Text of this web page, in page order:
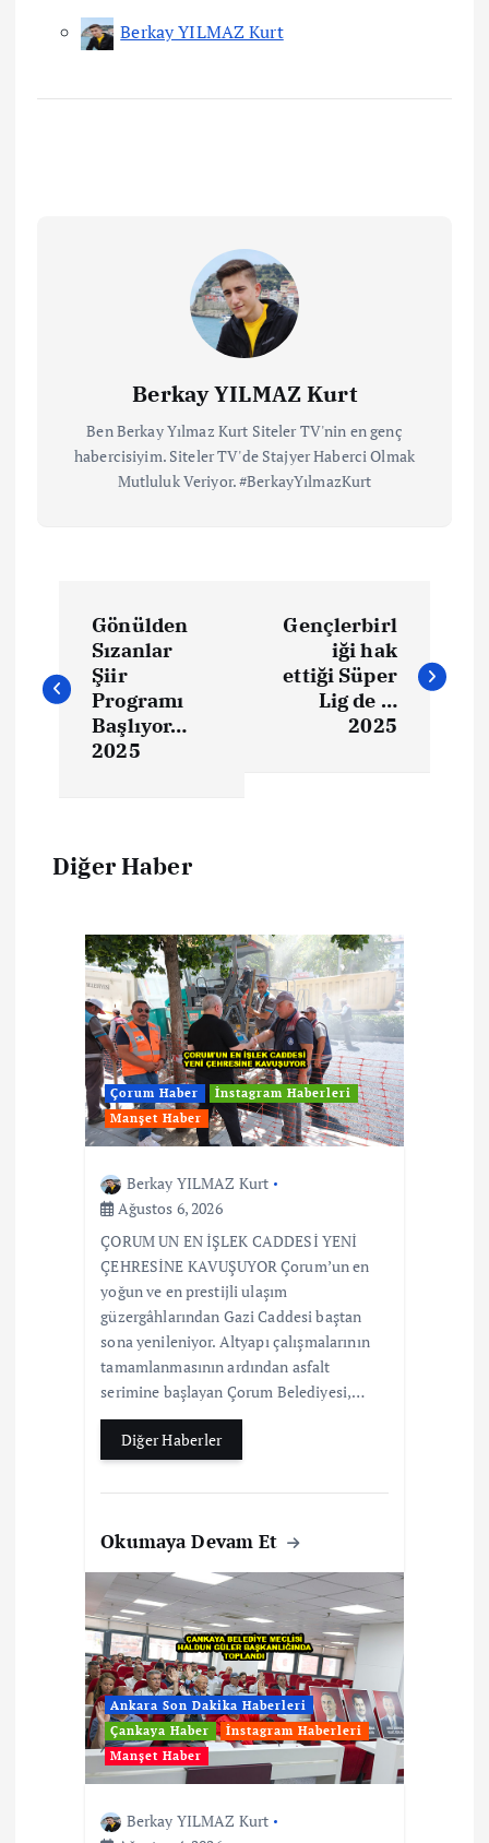
Berkay YILMAZ Kurt
Berkay YILMAZ Kurt
Ben Berkay Yılmaz Kurt Siteler TV'nin en genç
habercisiyim. Siteler TV'de Stajyer Haberci Olmak
Mutluluk Veriyor. #BerkayYılmazKurt
Gönülden
Sızanlar
Şiir
Programı
Başlıyor…
2025
Gençlerbirl
iği hak
ettiği Süper
Lig de …
2025
Diğer Haber
Çorum Haber
İnstagram Haberleri
Manşet Haber
Berkay YILMAZ Kurt
Ağustos 6, 2026
ÇORUM UN EN İŞLEK CADDESİ YENİ
ÇEHRESİNE KAVUŞUYOR Çorum’un en
yoğun ve en prestijli ulaşım
güzergâhlarından Gazi Caddesi baştan
sona yenileniyor. Altyapı çalışmalarının
tamamlanmasının ardından asfalt
serimine başlayan Çorum Belediyesi,…
Diğer Haberler
Okumaya Devam Et
Ankara Son Dakika Haberleri
Çankaya Haber
İnstagram Haberleri
Manşet Haber
Berkay YILMAZ Kurt